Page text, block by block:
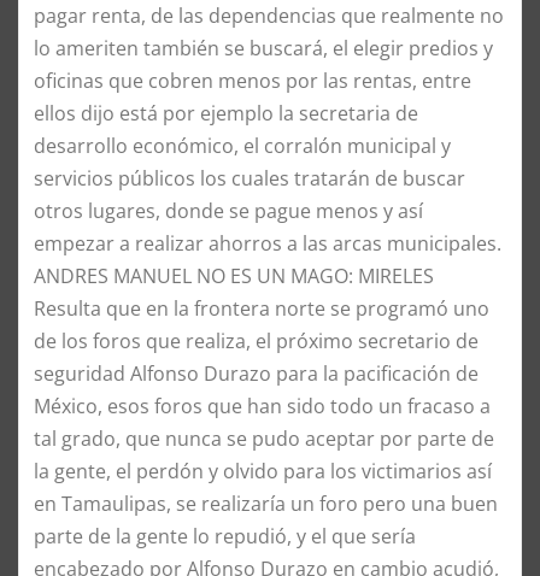
pagar renta, de las dependencias que realmente no
lo ameriten también se buscará, el elegir predios y
oficinas que cobren menos por las rentas, entre
ellos dijo está por ejemplo la secretaria de
desarrollo económico, el corralón municipal y
servicios públicos los cuales tratarán de buscar
otros lugares, donde se pague menos y así
empezar a realizar ahorros a las arcas municipales.
ANDRES MANUEL NO ES UN MAGO: MIRELES
Resulta que en la frontera norte se programó uno
de los foros que realiza, el próximo secretario de
seguridad Alfonso Durazo para la pacificación de
México, esos foros que han sido todo un fracaso a
tal grado, que nunca se pudo aceptar por parte de
la gente, el perdón y olvido para los victimarios así
en Tamaulipas, se realizaría un foro pero una buen
parte de la gente lo repudió, y el que sería
encabezado por Alfonso Durazo en cambio acudió,